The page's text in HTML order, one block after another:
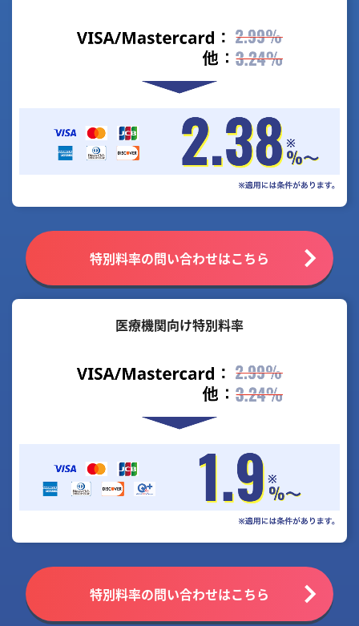
特別料率の問い合わせはこちら
医療機関向け特別料率
特別料率の問い合わせはこちら